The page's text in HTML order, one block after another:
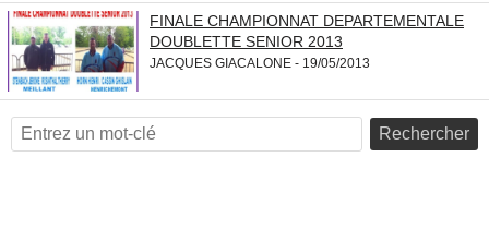
FINALE CHAMPIONNAT DEPARTEMENTALE
DOUBLETTE SENIOR 2013
JACQUES GIACALONE - 19/05/2013
Rechercher